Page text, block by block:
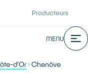
Producteurs
MENU
d'Or Chenôve